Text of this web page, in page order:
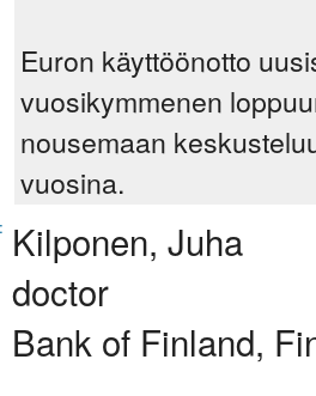
Euron käyttöönotto
vuosikymmenen
nousemaan
vuosina.
Kilponen, Juha
doctor
Bank of Finland,